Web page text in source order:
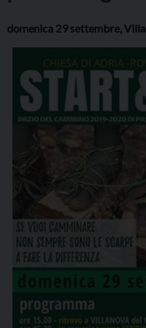
domenica 29 settembre,